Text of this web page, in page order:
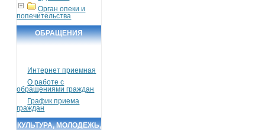
Орган опеки и
попечительства
ОБРАЩЕНИЯ
Интернет приемная
О работе с
обращениями граждан
График приема
граждан
КУЛЬТУРА, МОЛОДЕЖЬ,